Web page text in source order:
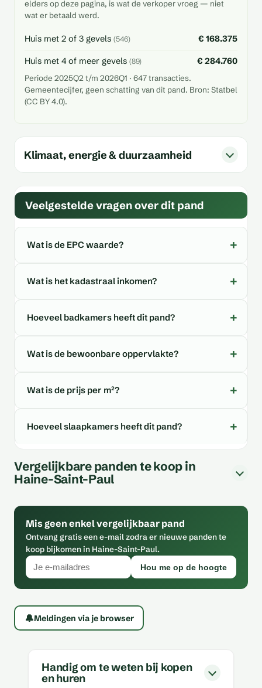
elders op deze pagina, is wat de verkoper vroeg — niet
wat er betaald werd.
Huis met 2 of 3 gevels (546) € 168.375
Huis met 4 of meer gevels (89) € 284.760
Periode 2025Q2 t/m 2026Q1 · 647 transacties.
Gemeentecijfer, geen schatting van dit pand. Bron: Statbel
(CC BY 4.0).
Klimaat, energie & duurzaamheid
Veelgestelde vragen over dit pand
Wat is de EPC waarde?
Wat is het kadastraal inkomen?
Hoeveel badkamers heeft dit pand?
Wat is de bewoonbare oppervlakte?
Wat is de prijs per m²?
Hoeveel slaapkamers heeft dit pand?
Vergelijkbare panden te koop in
Haine-Saint-Paul
Mis geen enkel vergelijkbaar pand
Ontvang gratis een e-mail zodra er nieuwe panden te
koop bijkomen in Haine-Saint-Paul.
Hou me op de hoogte
🔔Meldingen via je browser
Handig om te weten bij kopen
en huren